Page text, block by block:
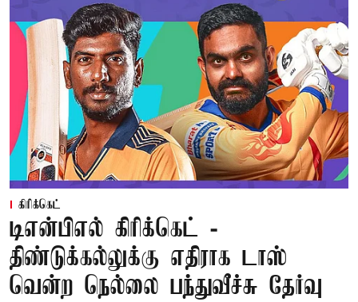
கிரிக்கெட்
டிஎன்பிஎல் கிரிக்கெட் -
திண்டுக்கல்லுக்கு எதிராக டாஸ்
வென்ற நெல்லை பந்துவீச்சு தேர்வு